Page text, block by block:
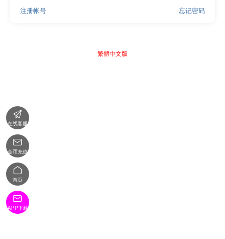
忘记密码
注册帐号
繁體中文版

在线客服

金币充值

首页

APP下载